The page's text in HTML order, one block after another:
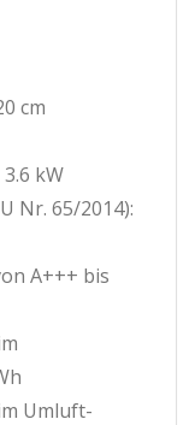
cm
kW
Nr. 65/2014):
A+++ bis
Umluft-